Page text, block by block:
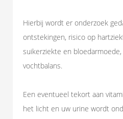
Hierbij wordt er onderzoek
ontstekingen, risico op
suikerziekte en
vochtbalans.
Een eventueel tekort aan
het licht en uw urine wordt